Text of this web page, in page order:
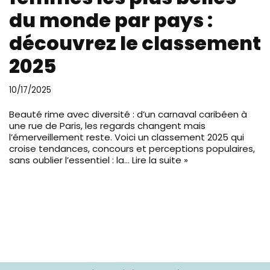
du monde par pays :
découvrez le classement
2025
10/17/2025
Beauté rime avec diversité : d’un carnaval caribéen à
une rue de Paris, les regards changent mais
l’émerveillement reste. Voici un classement 2025 qui
croise tendances, concours et perceptions populaires,
sans oublier l’essentiel : la… Lire la suite »